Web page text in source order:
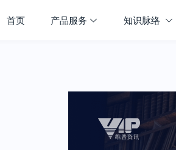
首页 产品服务 知识脉络